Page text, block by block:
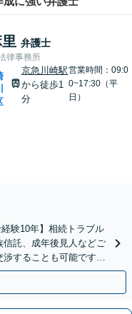
弁護士
律事務所
京急川崎駅
から徒歩1
分
営業時間：09:0
0~17:30（平
日）
験10年】相続トラブル
託、成年後見人などご
することも可能です